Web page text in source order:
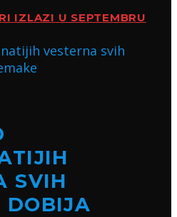
IZLAZI U SEPTEMBRU
SVIH
DOBIJA